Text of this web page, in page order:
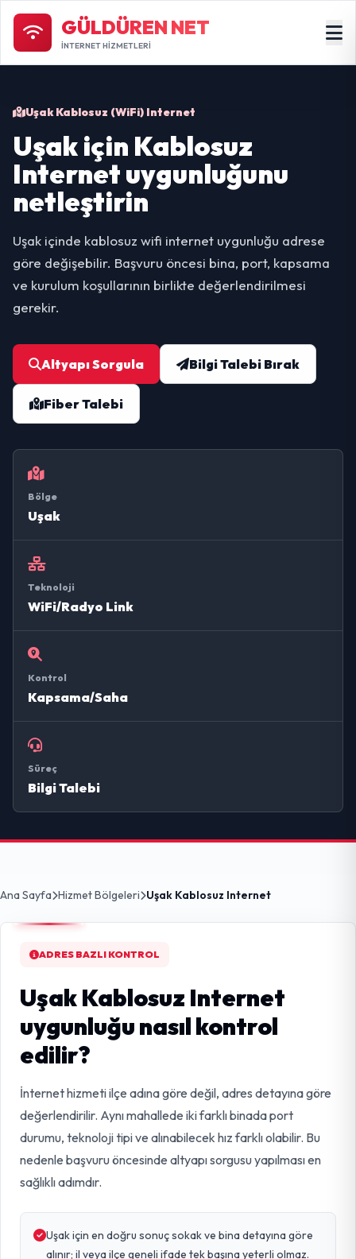
GÜLDÜREN NET
İNTERNET HİZMETLERİ
Uşak Kablosuz (WiFi) Internet
Uşak için Kablosuz
Internet uygunluğunu
netleştirin
Uşak içinde kablosuz wifi internet uygunluğu adrese
göre değişebilir. Başvuru öncesi bina, port, kapsama
ve kurulum koşullarının birlikte değerlendirilmesi
gerekir.
Altyapı Sorgula Bilgi Talebi Bırak
Fiber Talebi
Bölge
Uşak
Teknoloji
WiFi/Radyo Link
Kontrol
Kapsama/Saha
Süreç
Bilgi Talebi
Ana Sayfa Hizmet Bölgeleri Uşak Kablosuz Internet
ADRES BAZLI KONTROL
Uşak Kablosuz Internet
uygunluğu nasıl kontrol
edilir?
İnternet hizmeti ilçe adına göre değil, adres detayına göre
değerlendirilir. Aynı mahallede iki farklı binada port
durumu, teknoloji tipi ve alınabilecek hız farklı olabilir. Bu
nedenle başvuru öncesinde altyapı sorgusu yapılması en
sağlıklı adımdır.
Uşak için en doğru sonuç sokak ve bina detayına göre
alınır; il veya ilçe geneli ifade tek başına yeterli olmaz.